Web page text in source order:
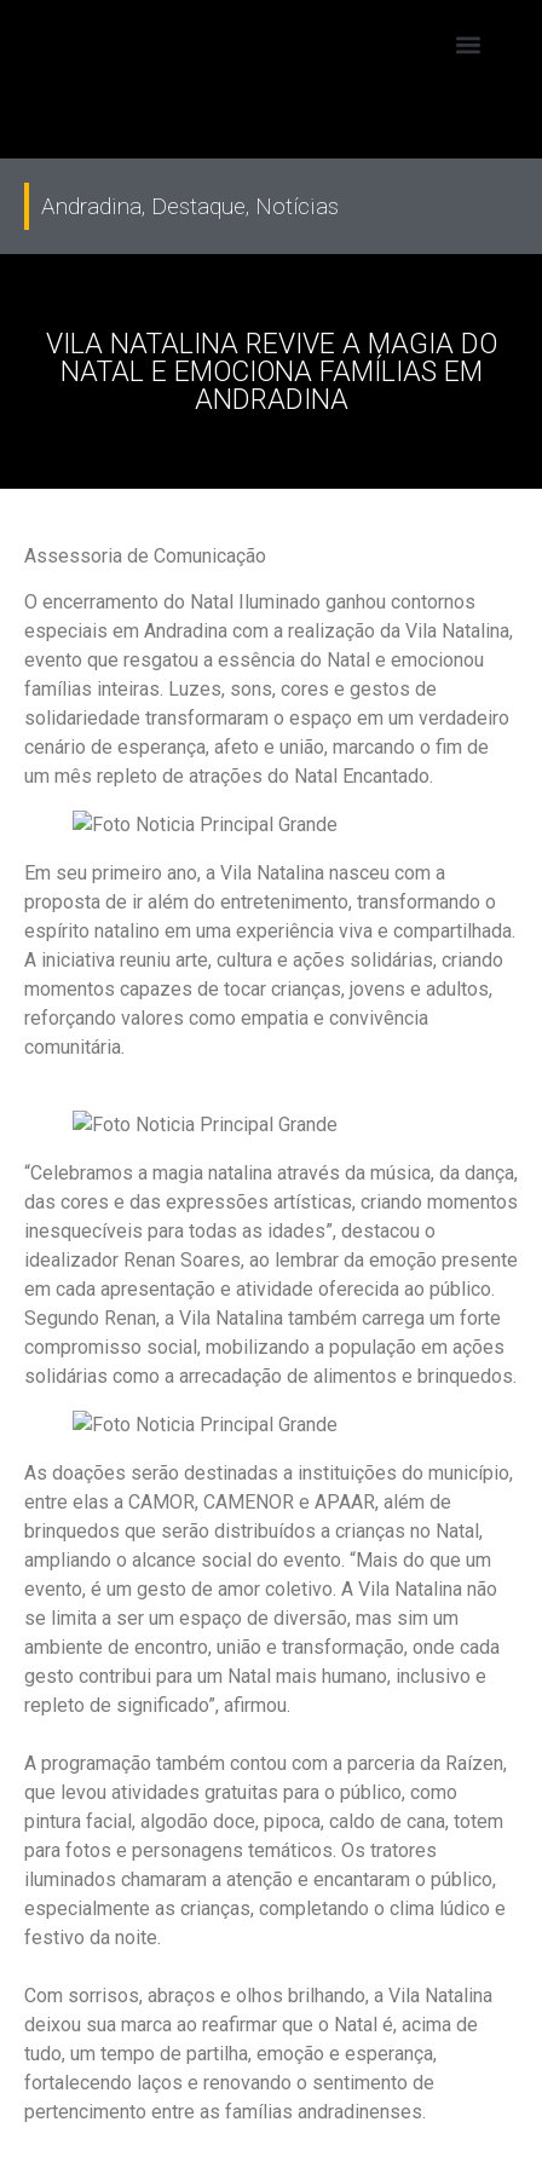
Andradina, Destaque, Notícias
VILA NATALINA REVIVE A MAGIA DO
NATAL E EMOCIONA FAMÍLIAS EM
ANDRADINA
Assessoria de Comunicação
O encerramento do Natal Iluminado ganhou contornos
especiais em Andradina com a realização da Vila Natalina,
evento que resgatou a essência do Natal e emocionou
famílias inteiras. Luzes, sons, cores e gestos de
solidariedade transformaram o espaço em um verdadeiro
cenário de esperança, afeto e união, marcando o fim de
um mês repleto de atrações do Natal Encantado.
Em seu primeiro ano, a Vila Natalina nasceu com a
proposta de ir além do entretenimento, transformando o
espírito natalino em uma experiência viva e compartilhada.
A iniciativa reuniu arte, cultura e ações solidárias, criando
momentos capazes de tocar crianças, jovens e adultos,
reforçando valores como empatia e convivência
comunitária.
“Celebramos a magia natalina através da música, da dança,
das cores e das expressões artísticas, criando momentos
inesquecíveis para todas as idades”, destacou o
idealizador Renan Soares, ao lembrar da emoção presente
em cada apresentação e atividade oferecida ao público.
Segundo Renan, a Vila Natalina também carrega um forte
compromisso social, mobilizando a população em ações
solidárias como a arrecadação de alimentos e brinquedos.
As doações serão destinadas a instituições do município,
entre elas a CAMOR, CAMENOR e APAAR, além de
brinquedos que serão distribuídos a crianças no Natal,
ampliando o alcance social do evento. “Mais do que um
evento, é um gesto de amor coletivo. A Vila Natalina não
se limita a ser um espaço de diversão, mas sim um
ambiente de encontro, união e transformação, onde cada
gesto contribui para um Natal mais humano, inclusivo e
repleto de significado”, afirmou.
A programação também contou com a parceria da Raízen,
que levou atividades gratuitas para o público, como
pintura facial, algodão doce, pipoca, caldo de cana, totem
para fotos e personagens temáticos. Os tratores
iluminados chamaram a atenção e encantaram o público,
especialmente as crianças, completando o clima lúdico e
festivo da noite.
Com sorrisos, abraços e olhos brilhando, a Vila Natalina
deixou sua marca ao reafirmar que o Natal é, acima de
tudo, um tempo de partilha, emoção e esperança,
fortalecendo laços e renovando o sentimento de
pertencimento entre as famílias andradinenses.